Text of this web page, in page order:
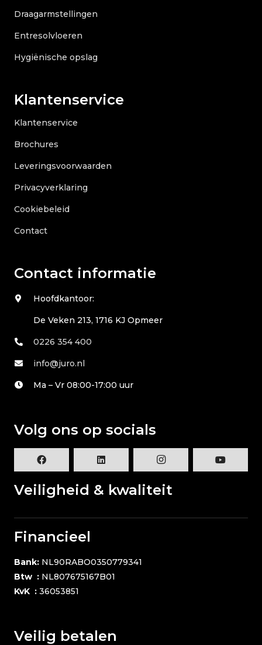
Draagarmstellingen
Entresolvloeren
Hygiënische opslag
Klantenservice
Klantenservice
Brochures
Leveringsvoorwaarden
Privacyverklaring
Cookiebeleid
Contact
Contact informatie
Hoofdkantoor:
De Veken 213, 1716 KJ Opmeer
0226 354 400
info@juro.nl
Ma – Vr 08:00-17:00 uur
Volg ons op socials
Veiligheid & kwaliteit
Financieel
Bank: NL90RABO0350779341
Btw : NL807675167B01
KvK : 36053851
Veilig betalen